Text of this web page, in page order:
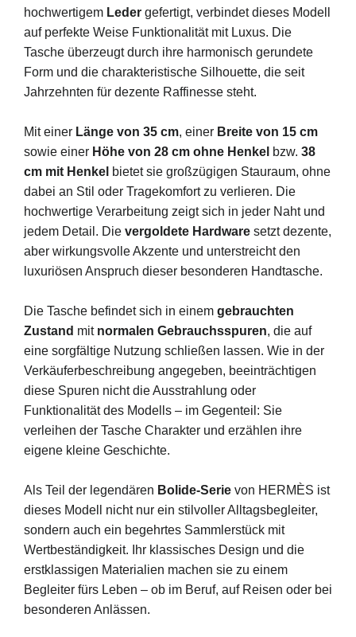
hochwertigem Leder gefertigt, verbindet dieses Modell
auf perfekte Weise Funktionalität mit Luxus. Die
Tasche überzeugt durch ihre harmonisch gerundete
Form und die charakteristische Silhouette, die seit
Jahrzehnten für dezente Raffinesse steht.
Mit einer Länge von 35 cm, einer Breite von 15 cm
sowie einer Höhe von 28 cm ohne Henkel bzw. 38
cm mit Henkel bietet sie großzügigen Stauraum, ohne
dabei an Stil oder Tragekomfort zu verlieren. Die
hochwertige Verarbeitung zeigt sich in jeder Naht und
jedem Detail. Die vergoldete Hardware setzt dezente,
aber wirkungsvolle Akzente und unterstreicht den
luxuriösen Anspruch dieser besonderen Handtasche.
Die Tasche befindet sich in einem gebrauchten
Zustand mit normalen Gebrauchsspuren, die auf
eine sorgfältige Nutzung schließen lassen. Wie in der
Verkäuferbeschreibung angegeben, beeinträchtigen
diese Spuren nicht die Ausstrahlung oder
Funktionalität des Modells – im Gegenteil: Sie
verleihen der Tasche Charakter und erzählen ihre
eigene kleine Geschichte.
Als Teil der legendären Bolide-Serie von HERMÈS ist
dieses Modell nicht nur ein stilvoller Alltagsbegleiter,
sondern auch ein begehrtes Sammlerstück mit
Wertbeständigkeit. Ihr klassisches Design und die
erstklassigen Materialien machen sie zu einem
Begleiter fürs Leben – ob im Beruf, auf Reisen oder bei
besonderen Anlässen.